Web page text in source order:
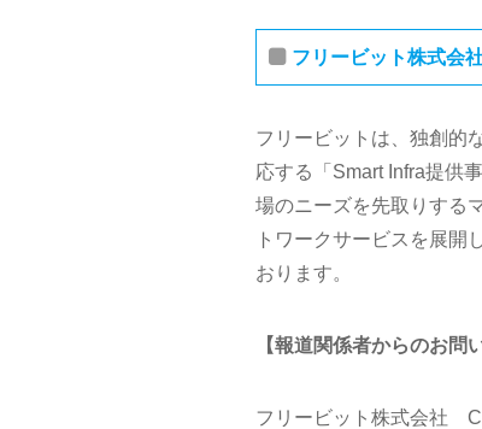
フリービット株式会
フリービットは、独創的
応する「Smart Infra提供
場のニーズを先取りする
トワークサービスを展開
おります。
【報道関係者からのお問
フリービット株式会社